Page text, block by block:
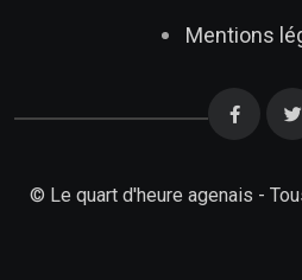
Mentions
© Le quart d'heure agenais -